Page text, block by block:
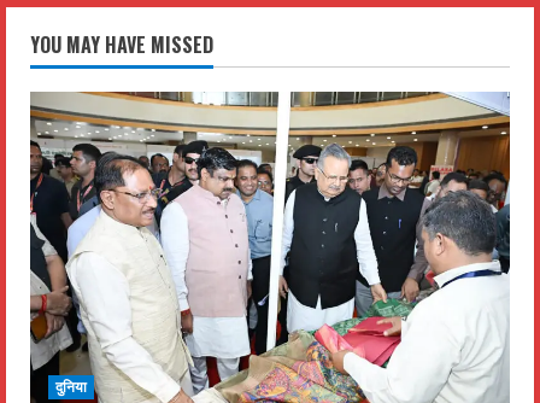
YOU MAY HAVE MISSED
दुनिया